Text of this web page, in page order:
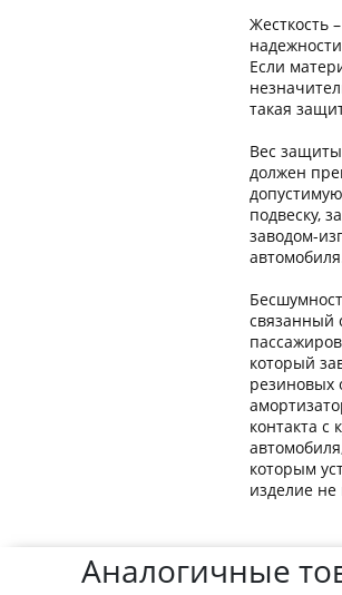
Жесткость
Если
такая
Вес
должен
подвеску,
заводом-
связанный
который
резиновых
контакта с
которым
изделие не
Аналогичные